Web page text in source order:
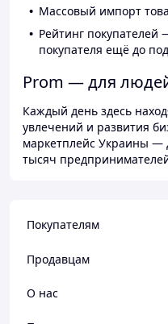
Массовый импорт
Рейтинг
покупателя ещё до
Prom — для
Каждый день здесь
увлечений и развития
маркетплейс Украины —
тысяч
Покупателям
Продавцам
О нас